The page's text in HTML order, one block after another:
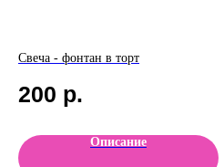
Свеча - фонтан в торт
200 р.
Описание